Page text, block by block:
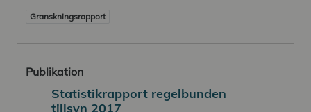
Granskningsrapport
Publikation
Statistikrapport regelbunden
tillsyn 2017